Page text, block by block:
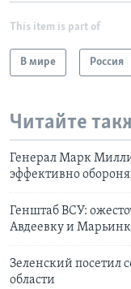
This item is part of
В мире Россия
Читайте
Генерал Марк
эффективно
Генштаб ВСУ:
Авдеевку и
Зеленский посетил
области